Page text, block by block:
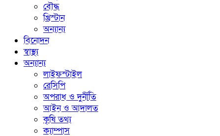
বৌদ্ধ
খ্রিস্টান
অন্যান্য
বিনোদন
স্বাস্থ্য
অন্যান্য
লাইফস্টাইল
রেসিপি
অপরাধ ও দুর্নীতি
আইন ও আদালত
কৃষি তথ্য
ক্যাম্পাস